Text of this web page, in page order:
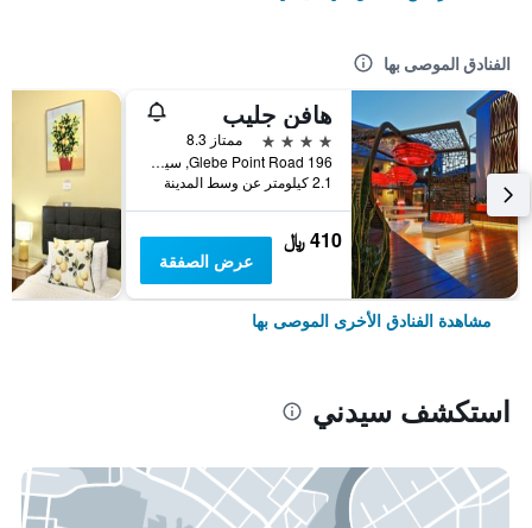
الفنادق الموصى بها
هافن جليب
4 نجوم
ممتاز 8.3
196 Glebe Point Road, سيدني, NSW, أستراليا
2.1 كيلومتر عن وسط المدينة
410 ﷼
عرض الصفقة
مشاهدة الفنادق الأخرى الموصى بها
استكشف سيدني